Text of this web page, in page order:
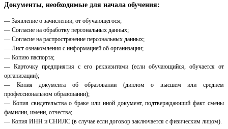
Документы, необходимые для начала обучения:
— Заявление о зачислении, от обучающегося;
— Согласие на обработку персональных данных;
— Согласие на распространение персональных данных;
— Лист ознакомления с информацией об организации;
— Копию паспорта;
— Карточку предприятия с его реквизитами (если обучающийся, обучается от
организации);
— Копия документа об образовании (диплом о высшем или среднем
профессиональном образовании);
— Копия свидетельства о браке или иной документ, подтверждающий факт смены
фамилии, имени, отчества;
— Копия ИНН и СНИЛС (в случае если договор заключается с физическим лицом).